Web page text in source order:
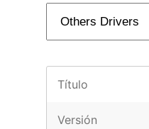
Título
Versión